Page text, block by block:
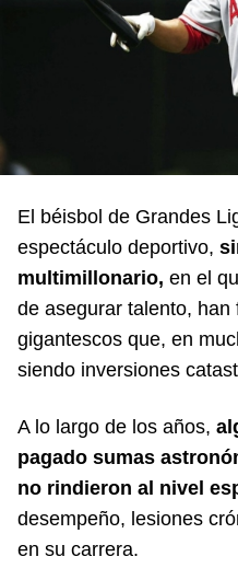
El béisbol de Grandes
espectáculo deportivo,
multimillonario, en el
de asegurar talento, han
gigantescos que, en
siendo inversiones
A lo largo de los años,
pagado sumas
no rindieron al nivel
desempeño, lesiones
en su carrera.